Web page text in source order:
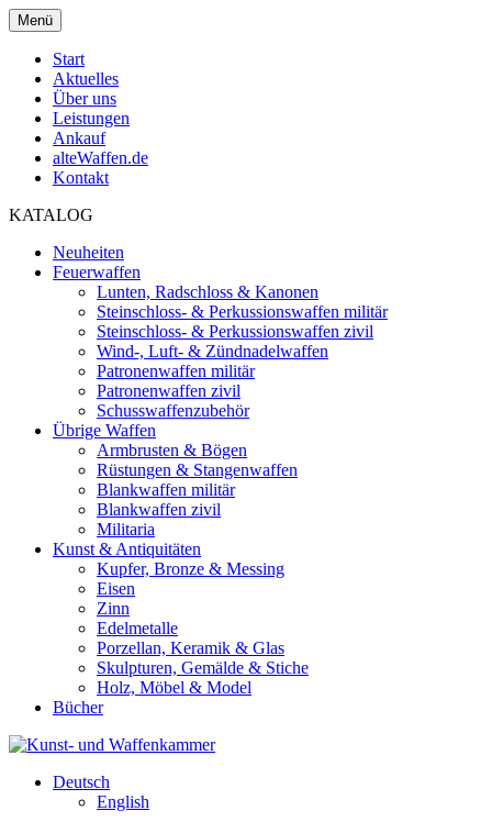
Menü
Start
Aktuelles
Über uns
Leistungen
Ankauf
alteWaffen.de
Kontakt
KATALOG
Neuheiten
Feuerwaffen
Lunten, Radschloss & Kanonen
Steinschloss- & Perkussionswaffen militär
Steinschloss- & Perkussionswaffen zivil
Wind-, Luft- & Zündnadelwaffen
Patronenwaffen militär
Patronenwaffen zivil
Schusswaffenzubehör
Übrige Waffen
Armbrusten & Bögen
Rüstungen & Stangenwaffen
Blankwaffen militär
Blankwaffen zivil
Militaria
Kunst & Antiquitäten
Kupfer, Bronze & Messing
Eisen
Zinn
Edelmetalle
Porzellan, Keramik & Glas
Skulpturen, Gemälde & Stiche
Holz, Möbel & Model
Bücher
Deutsch
English